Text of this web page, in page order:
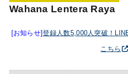
Wahana Lentera Raya
[お知らせ]登録人数5,000人突破！
こちら